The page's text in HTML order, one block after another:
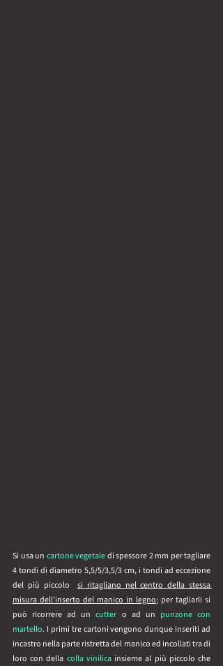
Si usa un cartone vegetale di spessore 2 mm per tagliare
4 tondi di diametro 5,5/5/3,5/3 cm, i tondi ad eccezione
del più piccolo si ritagliano nel centro della stessa
misura dell'inserto del manico in legno; per tagliarli si
può ricorrere ad un cutter o ad un punzone con
martello. I primi tre cartoni vengono dunque inseriti ad
incastro nella parte ristretta del manico ed incollati tra di
loro con della colla vinilica insieme al più piccolo che